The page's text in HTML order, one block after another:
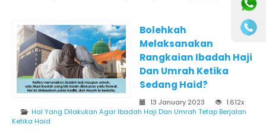
Bolehkah
Melaksanakan
Rangkaian Ibadah Haji
Dan Umrah Ketika
Sedang Haid?
13 January 2023
1.612x
Hal Yang Dilakukan Agar Ibadah Haji Dan Umrah Tetap Berjalan
Ketika Haid